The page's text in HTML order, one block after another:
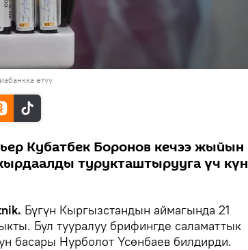
өтүү
Кубатбек Боронов кечээ жыйын
турукташтырууга үч күн
Бүгүн Кыргызстандын аймагында 21
Бул тууралуу брифингде саламаттык
басары Нурболот Үсөнбаев билдирди.